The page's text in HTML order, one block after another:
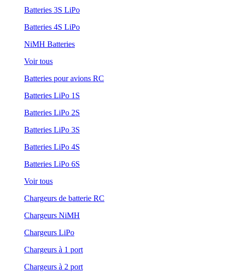
Batteries 3S LiPo
Batteries 4S LiPo
NiMH Batteries
Voir tous
Batteries pour avions RC
Batteries LiPo 1S
Batteries LiPo 2S
Batteries LiPo 3S
Batteries LiPo 4S
Batteries LiPo 6S
Voir tous
Chargeurs de batterie RC
Chargeurs NiMH
Chargeurs LiPo
Chargeurs à 1 port
Chargeurs à 2 port